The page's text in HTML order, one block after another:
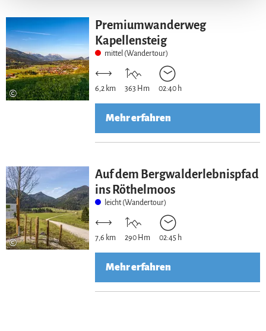
©
Premiumwanderweg
Kapellensteig
mittel (Wandertour)
6,2 km 363 Hm 02:40 h
Mehr erfahren
©
Auf dem Bergwalderlebnispfad
ins Röthelmoos
leicht (Wandertour)
7,6 km 290 Hm 02:45 h
Mehr erfahren